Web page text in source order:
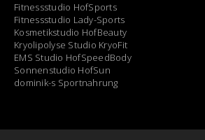
Fitnessstudio HofSports
Fitnessstudio Lady-Sports
Kosmetikstudio HofBeauty
Kryolipolyse Studio KryoFit
EMS Studio HofSpeedBody
Sonnenstudio HofSun
dominik-s Sportnahrung